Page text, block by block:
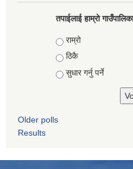
तपाईलाई हाम्राे
Choices
राम्रो
ठिकै
सुधार गर्नु पर्ने
Older polls
Results